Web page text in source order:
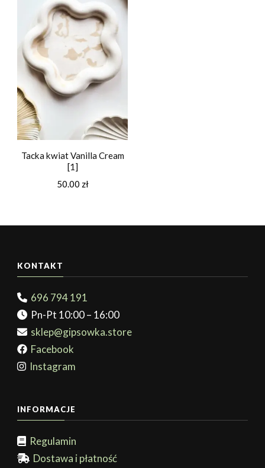
Tacka kwiat Vanilla Cream
[1]
50.00 zł
KONTAKT
696 794 191
Pn-Pt 10:00 – 16:00
sklep@gipsowka.store
Facebook
Instagram
INFORMACJE
Regulamin
Dostawa i płatność